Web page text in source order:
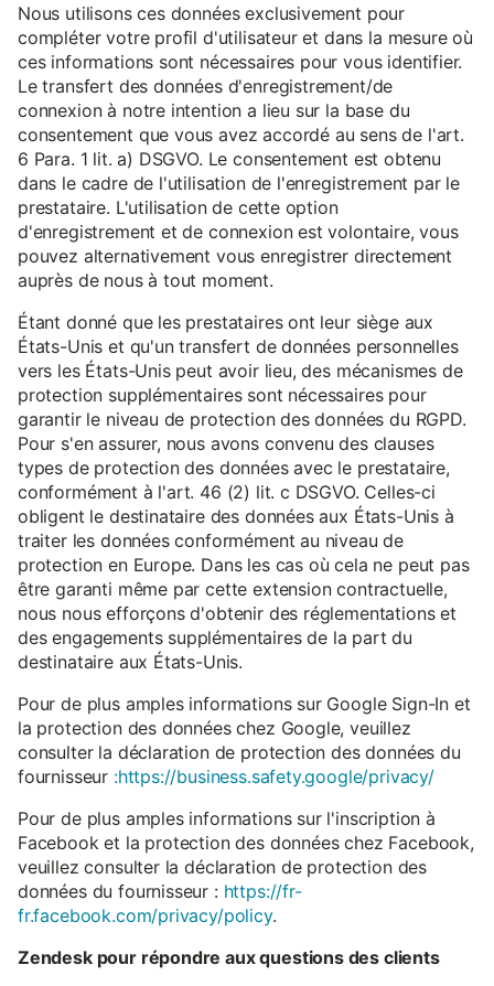
Nous utilisons ces données exclusivement pour
compléter votre profil d'utilisateur et dans la mesure où
ces informations sont nécessaires pour vous identifier.
Le transfert des données d'enregistrement/de
connexion à notre intention a lieu sur la base du
consentement que vous avez accordé au sens de l'art.
6 Para. 1 lit. a) DSGVO. Le consentement est obtenu
dans le cadre de l'utilisation de l'enregistrement par le
prestataire. L'utilisation de cette option
d'enregistrement et de connexion est volontaire, vous
pouvez alternativement vous enregistrer directement
auprès de nous à tout moment.
Étant donné que les prestataires ont leur siège aux
États-Unis et qu'un transfert de données personnelles
vers les États-Unis peut avoir lieu, des mécanismes de
protection supplémentaires sont nécessaires pour
garantir le niveau de protection des données du RGPD.
Pour s'en assurer, nous avons convenu des clauses
types de protection des données avec le prestataire,
conformément à l'art. 46 (2) lit. c DSGVO. Celles-ci
obligent le destinataire des données aux États-Unis à
traiter les données conformément au niveau de
protection en Europe. Dans les cas où cela ne peut pas
être garanti même par cette extension contractuelle,
nous nous efforçons d'obtenir des réglementations et
des engagements supplémentaires de la part du
destinataire aux États-Unis.
Pour de plus amples informations sur Google Sign-In et
la protection des données chez Google, veuillez
consulter la déclaration de protection des données du
fournisseur :https://business.safety.google/privacy/
Pour de plus amples informations sur l'inscription à
Facebook et la protection des données chez Facebook,
veuillez consulter la déclaration de protection des
données du fournisseur : https://fr-
fr.facebook.com/privacy/policy.
Zendesk pour répondre aux questions des clients